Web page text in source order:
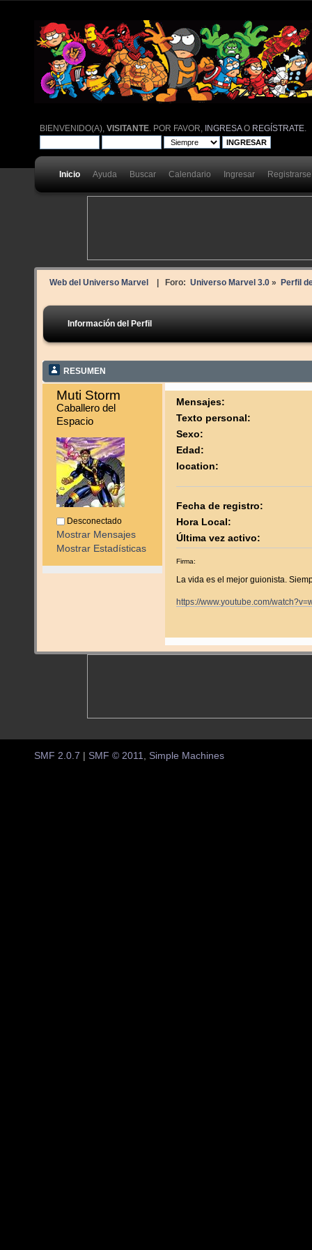
BIENVENIDO(A),VISITANTE . POR FAVOR, INGRESAO REGÍSTRATE
Inicio Ayuda Buscar Calendario Ingresar Registrarse
Web del Universo Marvel | Foro: Universo Marvel 3.0» Perfil
Información del Perfil
RESUMEN
Muti Storm
Caballero del
Espacio
Desconectado
Mostrar Mensajes
Mostrar Estadísticas
Mensajes:
Texto personal:
Sexo:
Edad:
location:
Fecha de registro:
Hora Local:
Última vez activo:
Firma:
La vida es el mejor guionista.
https://www.youtube.com/
SMF 2.0.7 SMF © 2011, Simple Machines